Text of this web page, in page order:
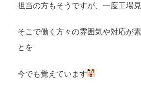
担当の方もそうですが、一度工場
そこで働く方々の雰囲気や対応が
とを
今でも覚えています